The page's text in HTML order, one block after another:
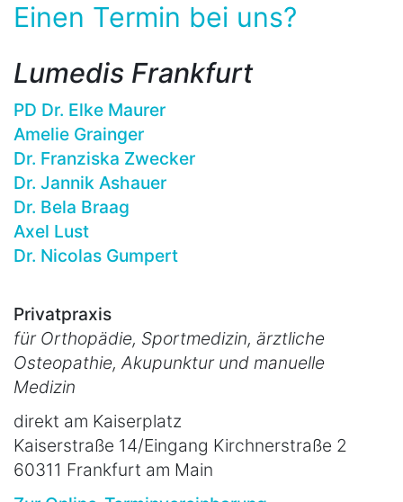
Einen Termin bei uns?
Lumedis Frankfurt
PD Dr. Elke Maurer
Amelie Grainger
Dr. Franziska Zwecker
Dr. Jannik Ashauer
Dr. Bela Braag
Axel Lust
Dr. Nicolas Gumpert
Privatpraxis
für Orthopädie, Sportmedizin, ärztliche
Osteopathie, Akupunktur und manuelle
Medizin
direkt am Kaiserplatz
Kaiserstraße 14/Eingang Kirchnerstraße 2
60311 Frankfurt am Main